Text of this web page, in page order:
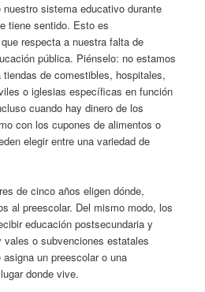
sistema educativo durante
tiene sentido. Esto es
respecta a nuestra falta de
pública. Piénselo: no estamos
de comestibles, hospitales,
o iglesias específicas en función
cuando hay dinero de los
con los cupones de alimentos o
elegir entre una variedad de
de cinco años eligen dónde,
al preescolar. Del mismo modo, los
educación postsecundaria y
o subvenciones estatales
un preescolar o una
donde vive.